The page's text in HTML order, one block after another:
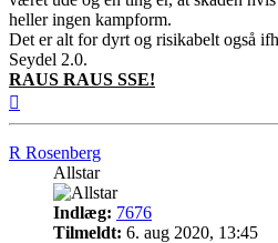
heller ingen kampform.
Det er alt for dyrt og risikabelt også
Seydel 2.0.
RAUS RAUS SSE!
R Rosenberg
Allstar
Indlæg: 7676
Tilmeldt: 6. aug 2020, 13:45